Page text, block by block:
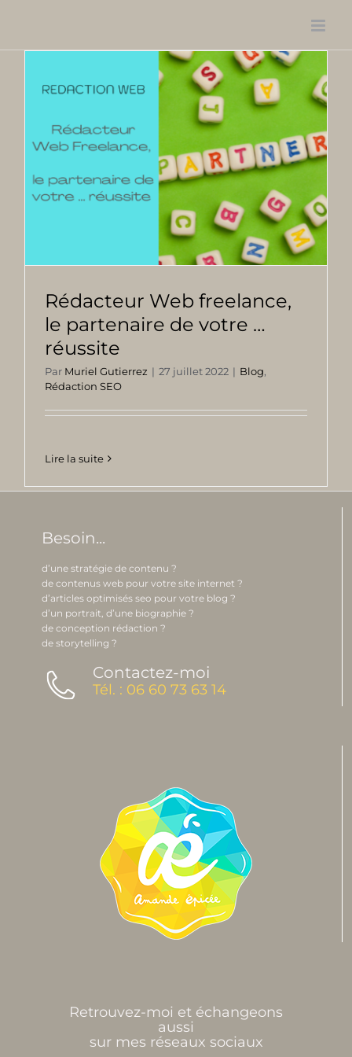
contenu
Rédacteur Web freelance,
le partenaire de votre …
réussite
Par Muriel Gutierrez | 27 juillet 2022 | Blog,
Rédaction SEO
Lire la suite
Besoin...
d’une stratégie de contenu ?
de contenus web pour votre site internet ?
d’articles optimisés seo pour votre blog ?
d’un portrait, d’une biographie ?
de conception rédaction ?
de storytelling ?
Contactez-moi
Tél. : 06 60 73 63 14
Retrouvez-moi et échangeons
aussi
sur mes réseaux sociaux